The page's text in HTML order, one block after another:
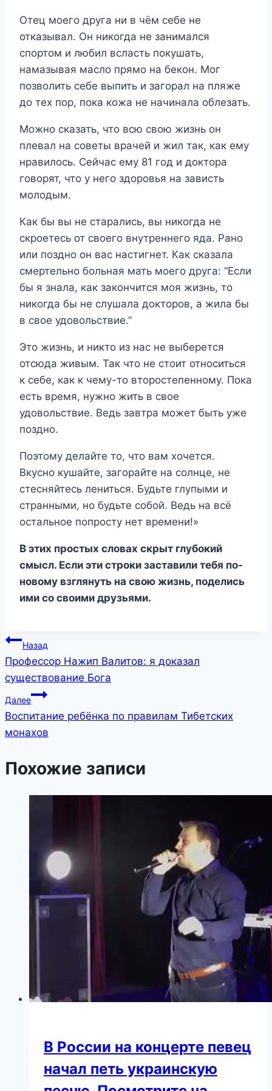
Отец моего друга ни в чём себе не
отказывал. Он никогда не занимался
спортом и любил всласть покушать,
намазывая масло прямо на бекон. Мог
позволить себе выпить и загорал на пляже
до тех пор, пока кожа не начинала облезать.
Можно сказать, что всю свою жизнь он
плевал на советы врачей и жил так, как ему
нравилось. Сейчас ему 81 год и доктора
говорят, что у него здоровья на зависть
молодым.
Как бы вы не старались, вы никогда не
скроетесь от своего внутреннего яда. Рано
или поздно он вас настигнет. Как сказала
смертельно больная мать моего друга: “Если
бы я знала, как закончится моя жизнь, то
никогда бы не слушала докторов, а жила бы
в свое удовольствие.”
Это жизнь, и никто из нас не выберется
отсюда живым. Так что не стоит относиться
к себе, как к чему-то второстепенному. Пока
есть время, нужно жить в свое
удовольствие. Ведь завтра может быть уже
поздно.
Поэтому делайте то, что вам хочется.
Вкусно кушайте, загорайте на солнце, не
стесняйтесь лениться. Будьте глупыми и
странными, но будьте собой. Ведь на всё
остальное попросту нет времени!»
В этих простых словах скрыт глубокий
смысл. Если эти строки заставили тебя по-
новому взглянуть на свою жизнь, поделись
ими со своими друзьями.
Навигация
по
записям
Назад
Профессор Нажип Валитов: я доказал
существование Бога
Далее
Воспитание ребёнка по правилам Тибетских
монахов
Похожие записи
В России на концерте певец
начал петь украинскую